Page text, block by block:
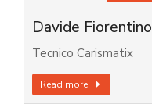
Davide Fiorentino
Tecnico Carismatix
Read more